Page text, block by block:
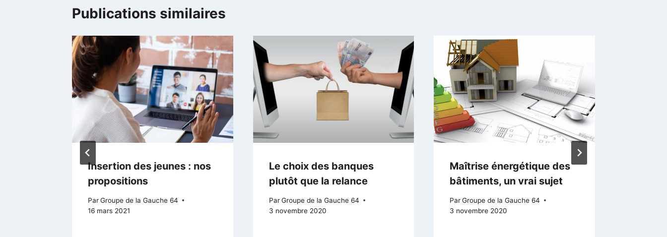
Publications similaires
Insertion des jeunes : nos
propositions
ParGroupe de la Gauche 64
16 mars 2021
Le choix des banques
plutôt que la relance
Par Groupe de la Gauche 64
3 novembre 2020
Maîtrise énergétique des
bâtiments, un vrai sujet
Par Groupe de la Gauche 64
3 novembre 2020